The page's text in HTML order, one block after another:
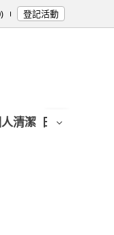
登記活動
清潔 日用/紙品